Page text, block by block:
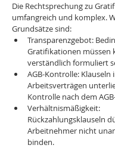
Die Rechtsprechung zu
umfangreich und komplex.
Grundsätze sind:
Transparenzgebot:
Gratifikationen müssen
verständlich formuliert
AGB-Kontrolle: Klauseln
Arbeitsverträgen
Kontrolle nach dem
Verhältnismäßigkeit:
Rückzahlungsklauseln
Arbeitnehmer nicht
binden.